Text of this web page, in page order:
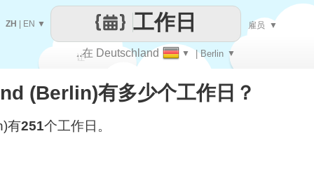
让
每一天
..在 Deutschland ▼ | Berlin ▼
工作日
ZH EN ▼ 雇员 ▼
(Berlin)有多少个工作日？
有251个工作日。